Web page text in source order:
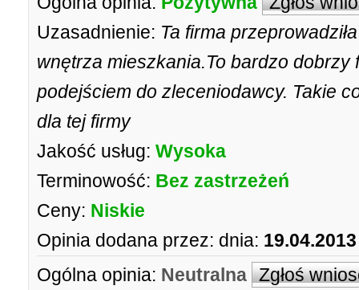
Uzasadnienie: Ta firma
wnętrza mieszkania.To bardzo
podejściem do zleceniodawcy. Takie
dla tej firmy
Jakość usług: Wysoka
Terminowość: Bez zastrzeżeń
Ceny: Niskie
Opinia dodana przez: dnia:
Ogólna opinia: Neutralna Zgłoś